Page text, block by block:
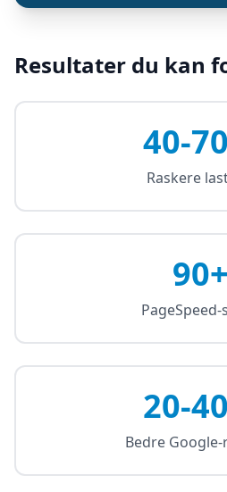
Resultater du kan
40-
Raskere
90+
20-
Bedre